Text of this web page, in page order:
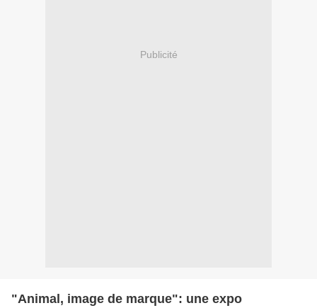
Publicité
"Animal, image de marque": une expo